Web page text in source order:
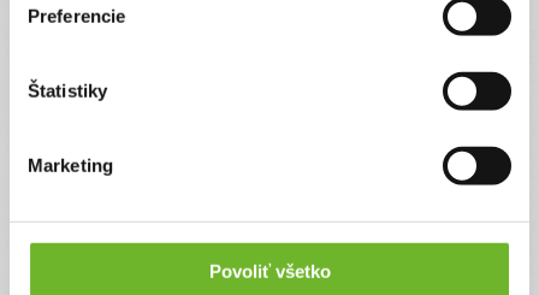
Preferencie
Štatistiky
Marketing
Povoliť všetko
Marcelko napriek ťažkej genetickej poruche Cri
pristúpi druhou, občas ich prekríži no jeho
Ďakujeme! Vyzbierali sme:4206 €
Chcem vedieť viac